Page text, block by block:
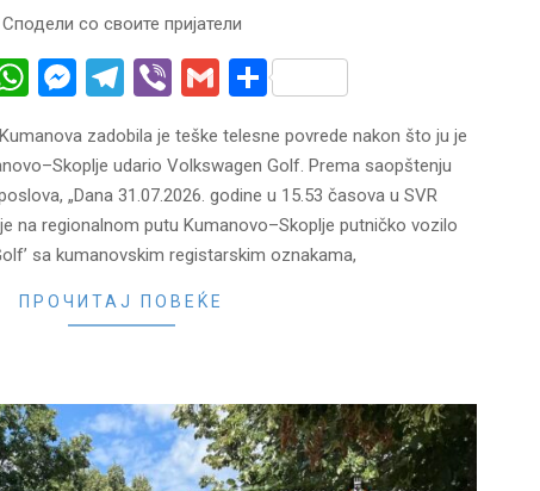
Сподели со своите пријатели
WhatsApp
Messenger
Telegram
ViberGmailShare
zadobila je teške telesne povrede nakon što ju je
udario Volkswagen Golf. Prema saopštenju
„Dana 31.07.2026. godine u 15.53 časova u SVR
na regionalnom putu Kumanovo–Skoplje putničko vozilo
sa kumanovskim registarskim oznakama,
ПРОЧИТАЈ ПОВЕЌЕ